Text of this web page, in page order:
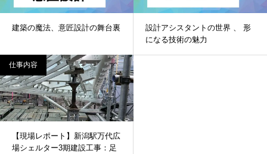
建築の魔法、意匠設計の舞台裏
設計アシスタントの世界 、 形
になる技術の魅力
仕事内容
【現場レポート】新潟駅万代広
場シェルター3期建設工事：足